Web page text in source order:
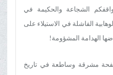
الشجاعة والحکیمة في
الفاشلة في الاستیلاء علی
الهدامة المشؤومة!
مشرقة وساطعة في تاریخ